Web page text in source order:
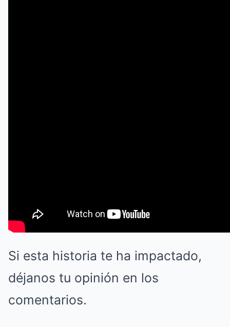
Si esta historia te ha impactado,
déjanos tu opinión en los
comentarios.